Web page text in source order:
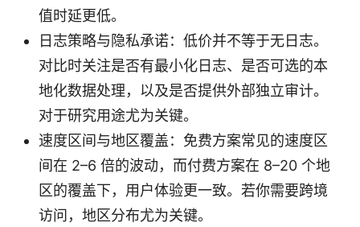
值时延更低。
日志策略与隐私承诺：低价并不等于无日志。
对比时关注是否有最小化日志、是否可选的本
地化数据处理，以及是否提供外部独立审计。
对于研究用途尤为关键。
速度区间与地区覆盖：免费方案常见的速度区
间在 2–6 倍的波动，而付费方案在 8–20 个地
区的覆盖下，用户体验更一致。若你需要跨境
访问，地区分布尤为关键。